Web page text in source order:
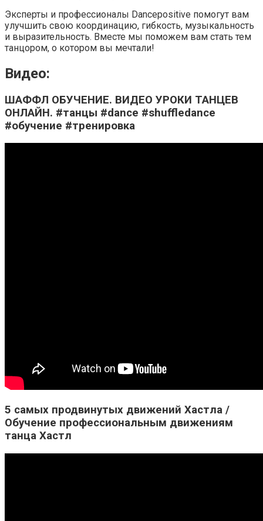
Эксперты и профессионалы Dancepositive помогут вам
улучшить свою координацию, гибкость, музыкальность
и выразительность. Вместе мы поможем вам стать тем
танцором, о котором вы мечтали!
Видео:
ШАФФЛ ОБУЧЕНИЕ. ВИДЕО УРОКИ ТАНЦЕВ
ОНЛАЙН. #танцы #dance #shuffledance
#обучение #тренировка
5 самых продвинутых движений Хастла /
Обучение профессиональным движениям
танца Хастл